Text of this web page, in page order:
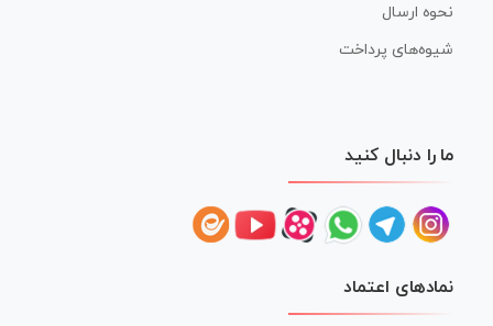
نحوه ارسال
شیوه‌های پرداخت
ما را دنبال کنید
نمادهای اعتماد